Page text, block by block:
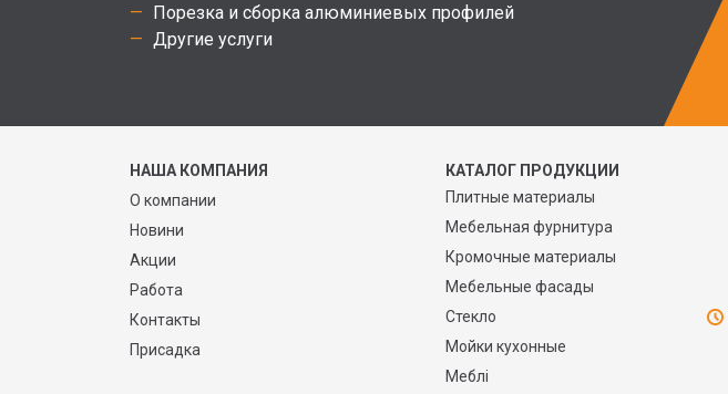
Порезка и сборка алюминиевых профилей
Другие услуги
НАША КОМПАНИЯ
О компании
Новини
Акции
Работа
Контакты
Присадка
КАТАЛОГ ПРОДУКЦИИ
Плитные материалы
Мебельная фурнитура
Кромочные материалы
Мебельные фасады
Стекло
Мойки кухонные
Меблі